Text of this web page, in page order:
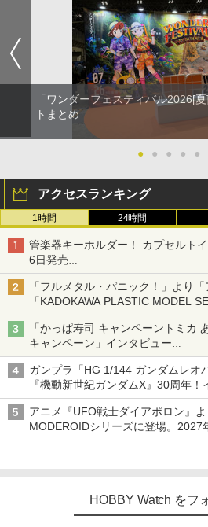
「ワンダーフェスティバル2026[
トまとめ
● ● ● ● ●
アクセスランキング
1時間 24時間
管楽器キーホルダー！ カプセルト
6日発売
チューバ、テナサクなど5種各3色
「フルメタル・パニック！」より
「KADOKAWA PLASTIC MODEL
登場！
「かっぱ寿司 キャンペーントミカ
キャンペーン」インタビュー
子どもが楽しめるかっぱ寿司なら
追求
ガンプラ「HG 1/144 ガンダムレオ
『機動新世紀ガンダムX』30周年
変形機構まで再現し最新フォーマ
アニメ『UFO戦士ダイアポロン』
MODEROIDシリーズに登場。2027
HOBBY Watch をフ